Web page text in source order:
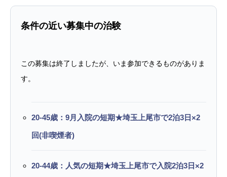
条件の近い募集中の治験
この募集は終了しましたが、いま参加できるものがありま
す。
20-45歳：9月入院の短期★埼玉上尾市で2泊3日×2
回(非喫煙者)
20-44歳：人気の短期★埼玉上尾市で入院2泊3日×2